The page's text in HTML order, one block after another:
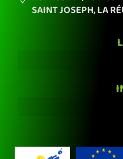
SAINT JOSEPH,LA